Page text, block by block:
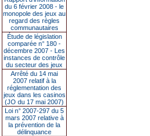
du 6 février 2008 - le
monopole des jeux au
regard des règles
communautaires
Étude de législation
comparée n° 180 -
décembre 2007 - Les
instances de contrôle
du secteur des jeux
Arrêté du 14 mai
2007 relatif à la
réglementation des
jeux dans les casinos
(JO du 17 mai 2007)
Loi n° 2007-297 du 5
mars 2007 relative à
la prévention de la
délinquance